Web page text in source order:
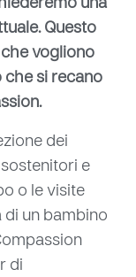
una
Questo
vogliono
che si recano
dei
e
o le visite
di un bambino
di